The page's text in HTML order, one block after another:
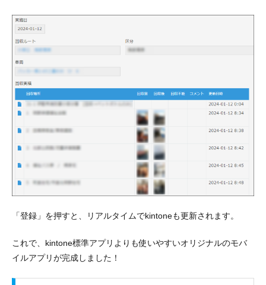
「登録」を押すと、リアルタイムでkintoneも更新されます。
これで、 kintone標準アプリよりも使いやすいオリジナルのモバ
イルアプリが完成しました！